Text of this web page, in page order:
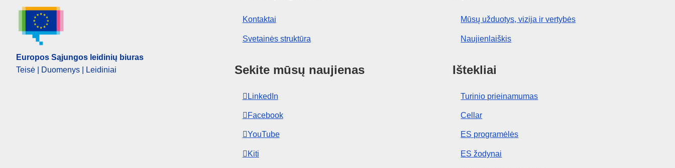
Europos Sąjungos leidinių biuras
Teisė | Duomenys | Leidiniai
Kontaktai
Svetainės struktūra
Sekite mūsų naujienas
LinkedIn
Facebook
YouTube
Kiti
Mūsų užduotys, vizija ir vertybės
Naujienlaiškis
Ištekliai
Turinio prieinamumas
Cellar
ES programėlės
ES žodynai